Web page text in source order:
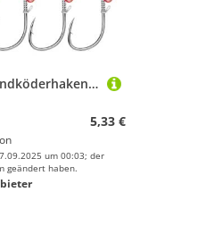
Hozaenwa Lebendköderhaken, Welshaken zum Angeln - Angelhaken aus Kohlenstoffstahl mit Löchern | Angelhaken aus Kohlenstoffstahl mit Widerhaken und Löchern für Sunfish Small Bass
5,33 €
um 00:03; der
geändert haben.